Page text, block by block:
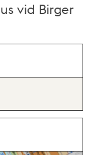
vid Birger